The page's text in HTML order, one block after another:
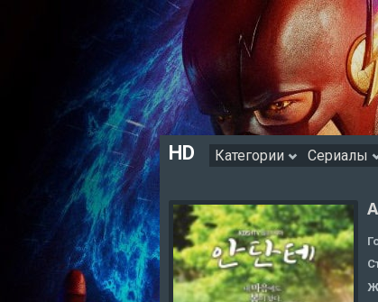
HD Категории Сериалы